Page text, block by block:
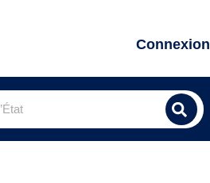
Connexion